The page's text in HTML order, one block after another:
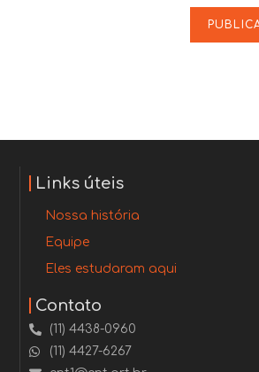
Links úteis
Nossa história
Equipe
Eles estudaram aqui
Contato
(11) 4438-0960
(11) 4427-6267